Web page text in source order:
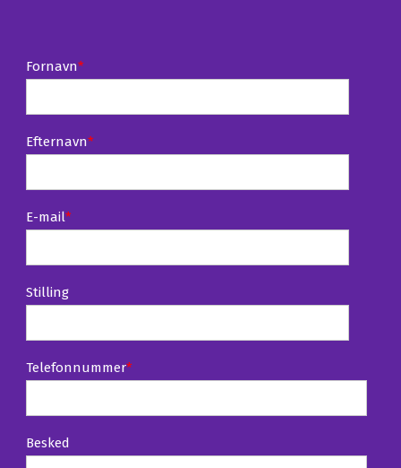
Fornavn*
Efternavn*
E-mail*
Stilling
Telefonnummer*
Besked